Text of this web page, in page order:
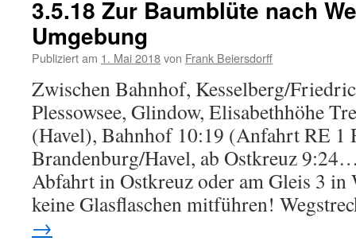
3.5.18 Zur Baumblüte nach
Umgebung
Publiziert am 1. Mai 2018von Frank Beiersdorff
Zwischen Bahnhof, Kesselberg/
Plessowsee, Glindow, Elisabethhöhe
(Havel), Bahnhof 10:19 (Anfahrt RE 1
Brandenburg/Havel, ab Ostkreuz
Abfahrt in Ostkreuz oder am Gleis 3 in
keine Glasflaschen mitführen!
→